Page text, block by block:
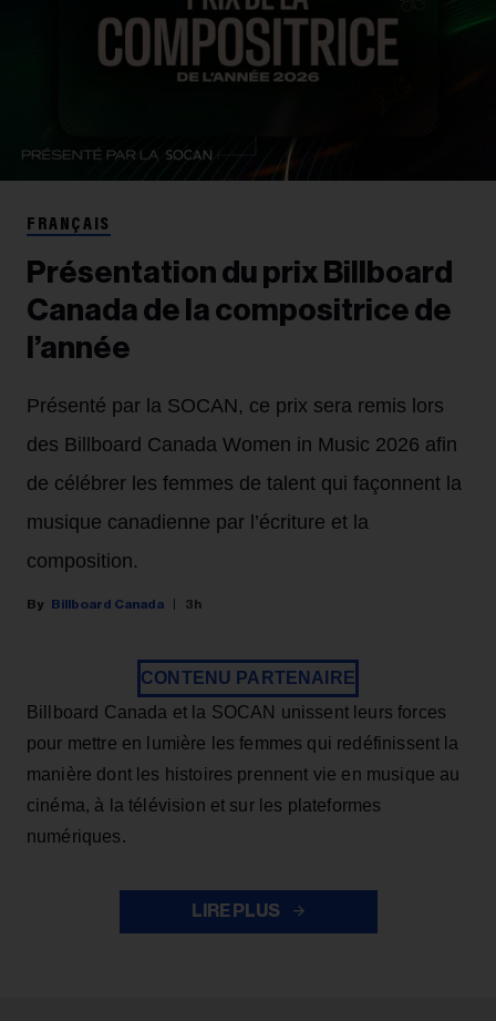
FRANÇAIS
Présentation du prix Billboard
Canada de la compositrice de
l’année
Présenté par la SOCAN, ce prix sera remis lors
des Billboard Canada Women in Music 2026 afin
de célébrer les femmes de talent qui façonnent la
musique canadienne par l’écriture et la
composition.
Billboard Canada 3h
CONTENU PARTENAIRE
Billboard Canada et la SOCAN unissent leurs forces
pour mettre en lumière les femmes qui redéfinissent la
manière dont les histoires prennent vie en musique au
cinéma, à la télévision et sur les plateformes
numériques.
LIRE PLUS